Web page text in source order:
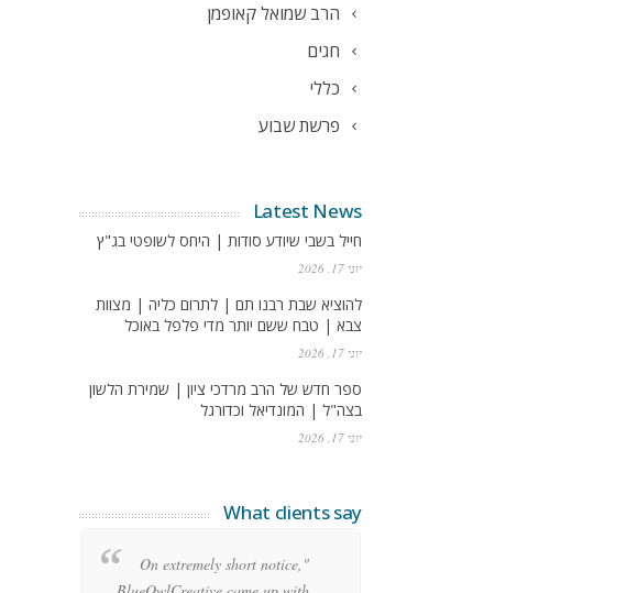
הרב שמואל קאופמן
חגים
כללי
פרשת שבוע
Latest News
חייל בשבי שיודע סודות | היחס לשופטי בג"ץ
יוני 17, 2026
להוציא שבת רבנו תם | לתרום כליה | מצוות
צבא | טבח ששם יותר מדי פלפל באוכל
יוני 17, 2026
ספר חדש של הרב מרדכי ציון | שמירת הלשון
בצה"ל | המונדיאל וכדורגל
יוני 17, 2026
What clients say
"On extremely short notice,